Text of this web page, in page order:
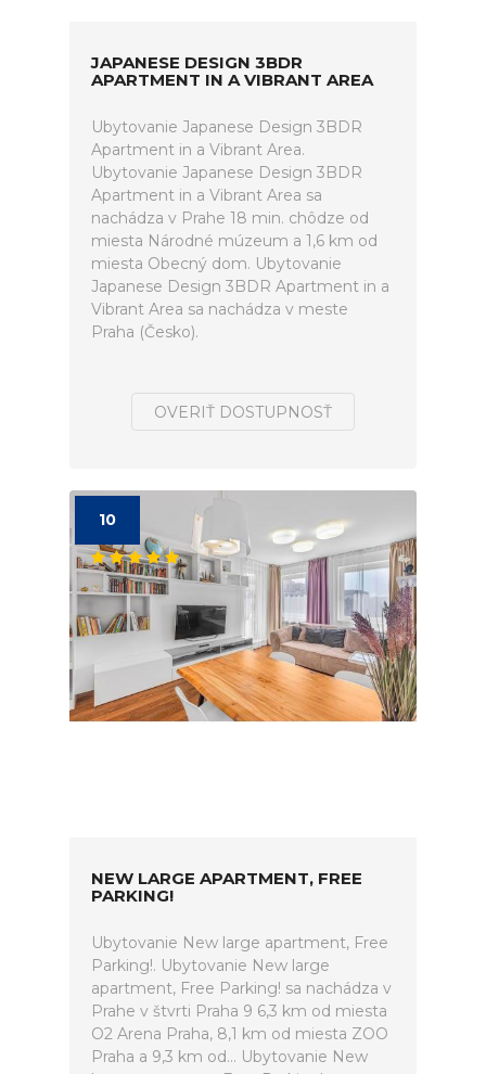
JAPANESE DESIGN 3BDR
APARTMENT IN A VIBRANT AREA
Ubytovanie Japanese Design 3BDR
Apartment in a Vibrant Area.
Ubytovanie Japanese Design 3BDR
Apartment in a Vibrant Area sa
nachádza v Prahe 18 min. chôdze od
miesta Národné múzeum a 1,6 km od
miesta Obecný dom. Ubytovanie
Japanese Design 3BDR Apartment in a
Vibrant Area sa nachádza v meste
Praha (Česko).
OVERIŤ DOSTUPNOSŤ
10
NEW LARGE APARTMENT, FREE
PARKING!
Ubytovanie New large apartment, Free
Parking!. Ubytovanie New large
apartment, Free Parking! sa nachádza v
Prahe v štvrti Praha 9 6,3 km od miesta
O2 Arena Praha, 8,1 km od miesta ZOO
Praha a 9,3 km od... Ubytovanie New